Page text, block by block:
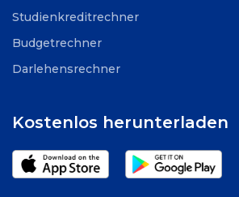
Studienkreditrechner
Budgetrechner
Darlehensrechner
Kostenlos herunterladen